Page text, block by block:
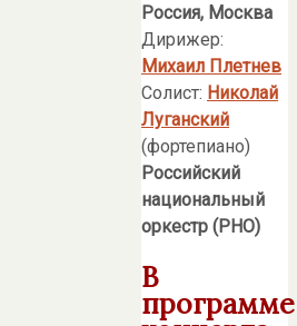
Россия, Москва
Дирижер:
Михаил Плетнев
Солист: Николай
Луганский
(фортепиано)
Российский
национальный
оркестр (РНО)
В
программе